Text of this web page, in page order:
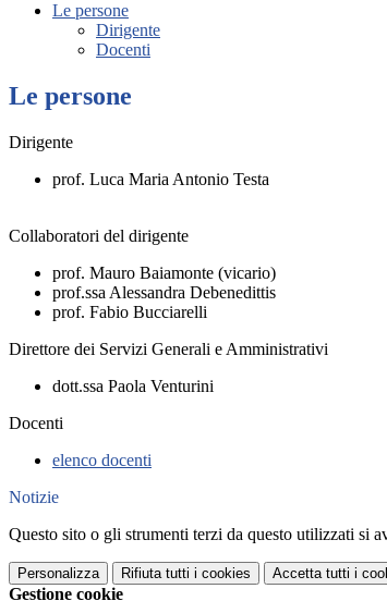
Le persone
Dirigente
Docenti
Le persone
Dirigente
prof. Luca Maria Antonio Testa
Collaboratori del dirigente
prof. Mauro Baiamonte (vicario)
prof.ssa Alessandra Debenedittis
prof. Fabio Bucciarelli
Direttore dei Servizi Generali e Amministrativi
dott.ssa Paola Venturini
Docenti
elenco docenti
Notizie
Questo sito o gli strumenti terzi da questo utilizzati si
Personalizza Rifiuta tutti i cookies Accetta tutti i
Gestione cookie